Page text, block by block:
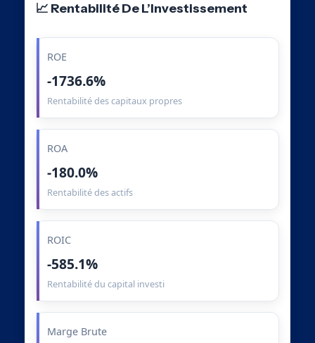
📈 Rentabilité De L’Investissement
ROE
-1736.6%
Rentabilité des capitaux propres
ROA
-180.0%
Rentabilité des actifs
ROIC
-585.1%
Rentabilité du capital investi
Marge Brute